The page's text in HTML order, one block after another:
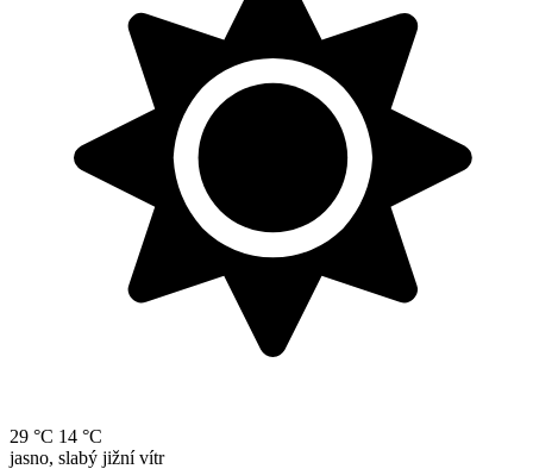
29 °C 14 °C
jasno, slabý jižní vítr